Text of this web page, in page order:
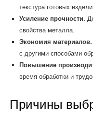
текстура готовых
Усиление прочности.
свойства металла.
Экономия материалов.
с другими способами
Повышение
время обработки и
Причины